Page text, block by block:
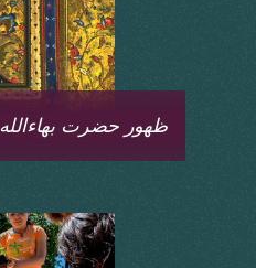
ظهور حضرت بهاءالله